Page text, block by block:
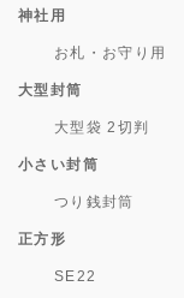
神社用
お札・お守り用
大型封筒
大型袋 2切判
小さい封筒
つり銭封筒
正方形
SE22